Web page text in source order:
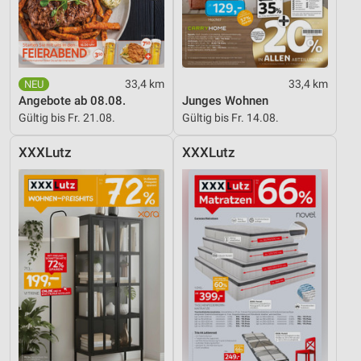
33,4 km
Angebote ab 08.08.
Gültig bis Fr. 21.08.
33,4 km
Junges Wohnen
Gültig bis Fr. 14.08.
XXXLutz XXXLutz
Inhalten
IAB-Besonderheiten:
Verwendung genauer Standortdaten
Geräte anhand von aktiv angeforderten
Informationen identifizieren
Notwendig
Performance
Funktional
Werbung